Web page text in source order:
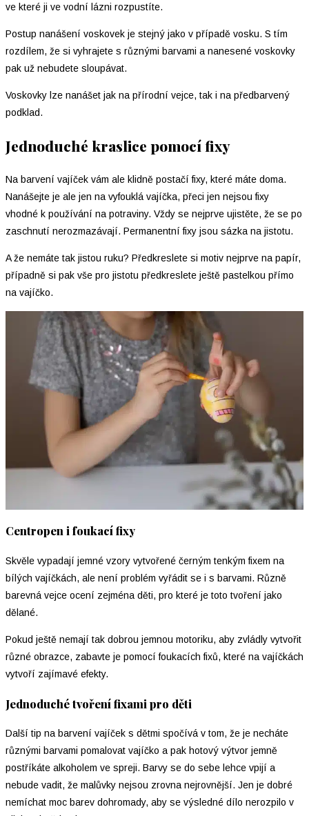
ve které ji ve vodní lázni rozpustíte.
Postup nanášení voskovek je stejný jako v případě vosku. S tím
rozdílem, že si vyhrajete s různými barvami a nanesené voskovky
pak už nebudete sloupávat.
Voskovky lze nanášet jak na přírodní vejce, tak i na předbarvený
podklad.
Jednoduché kraslice pomocí fixy
Na barvení vajíček vám ale klidně postačí fixy, které máte doma.
Nanášejte je ale jen na vyfouklá vajíčka, přeci jen nejsou fixy
vhodné k používání na potraviny. Vždy se nejprve ujistěte, že se po
zaschnutí nerozmazávají. Permanentní fixy jsou sázka na jistotu.
A že nemáte tak jistou ruku? Předkreslete si motiv nejprve na papír,
případně si pak vše pro jistotu předkreslete ještě pastelkou přímo
na vajíčko.
Centropen i foukací fixy
Skvěle vypadají jemné vzory vytvořené černým tenkým fixem na
bílých vajíčkách, ale není problém vyřádit se i s barvami. Různě
barevná vejce ocení zejména děti, pro které je toto tvoření jako
dělané.
Pokud ještě nemají tak dobrou jemnou motoriku, aby zvládly vytvořit
různé obrazce, zabavte je pomocí foukacích fixů, které na vajíčkách
vytvoří zajímavé efekty.
Jednoduché tvoření fixami pro děti
Další tip na barvení vajíček s dětmi spočívá v tom, že je necháte
různými barvami pomalovat vajíčko a pak hotový výtvor jemně
postříkáte alkoholem ve spreji. Barvy se do sebe lehce vpijí a
nebude vadit, že malůvky nejsou zrovna nejrovnější. Jen je dobré
nemíchat moc barev dohromady, aby se výsledné dílo nerozpilo v